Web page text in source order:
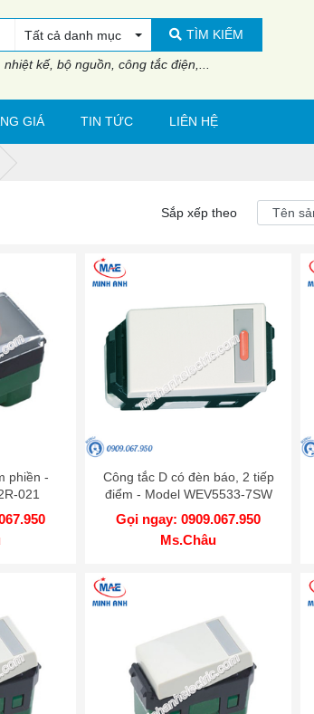
Tất cả danh mục TÌM KIẾM
kế, bộ nguồn, công tắc điện,...
GIÁ TIN TỨC LIÊN HỆ
Sắp xếp theo
phiền -
021
Công tắc D có đèn báo, 2 tiếp
điểm - Model WEV5533-7SW
Gọi ngay: 0909.067.950
Ms.Châu